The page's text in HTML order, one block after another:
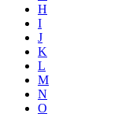
H
I
J
K
L
M
N
O